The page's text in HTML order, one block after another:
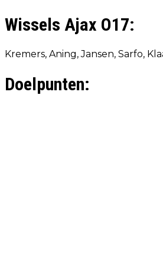
Wissels Ajax O17:
Kremers, Aning, Jansen, Sarfo,
Doelpunten: